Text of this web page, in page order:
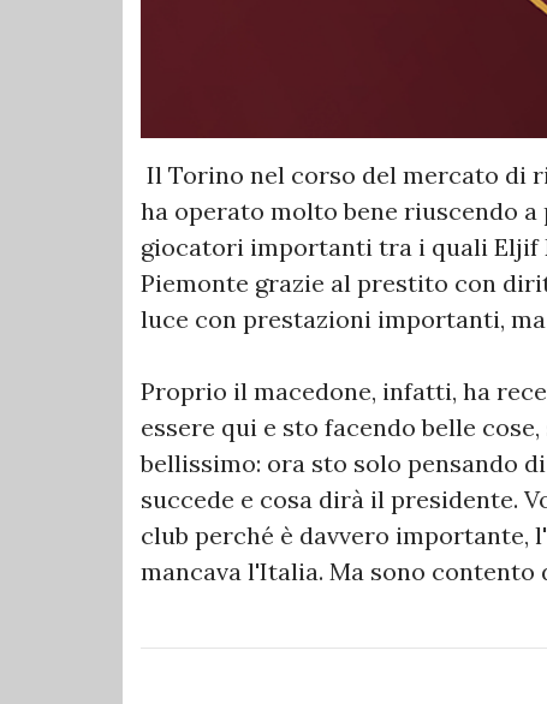
Il Torino nel corso del mercato di
ha operato molto bene riuscendo
giocatori importanti tra i quali Eljif
Piemonte grazie al prestito con
luce con prestazioni importanti,
Proprio il macedone, infatti, ha
essere qui e sto facendo belle
bellissimo: ora sto solo pensando
succede e cosa dirà il presidente.
club perché è davvero
mancava l'Italia. Ma sono contento